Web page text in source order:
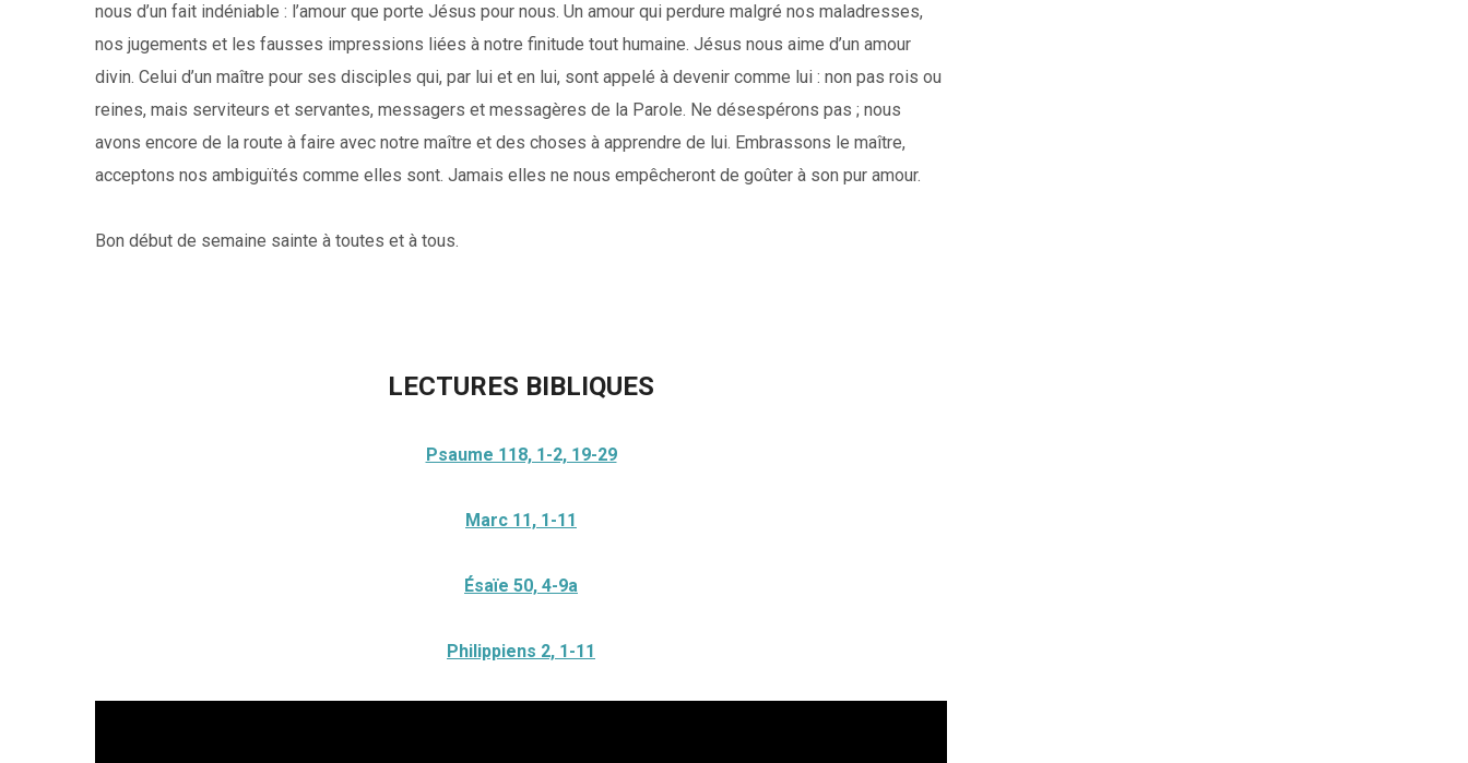
nous d’un fait indéniable : l’amour que porte Jésus pour nous. Un amour qui perdure malgré nos maladresses,
nos jugements et les fausses impressions liées à notre finitude tout humaine. Jésus nous aime d’un amour
divin. Celui d’un maître pour ses disciples qui, par lui et en lui, sont appelé à devenir comme lui : non pas rois ou
reines, mais serviteurs et servantes, messagers et messagères de la Parole. Ne désespérons pas ; nous
avons encore de la route à faire avec notre maître et des choses à apprendre de lui. Embrassons le maître,
acceptons nos ambiguïtés comme elles sont. Jamais elles ne nous empêcheront de goûter à son pur amour.
Bon début de semaine sainte à toutes et à tous.
LECTURES BIBLIQUES
Psaume 118, 1-2, 19-29
Marc 11, 1-11
Ésaïe 50, 4-9a
Philippiens 2, 1-11